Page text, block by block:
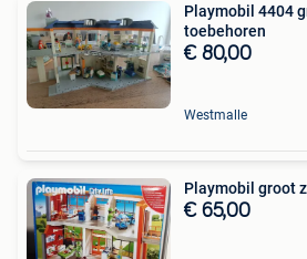
Playmobil 4404
toebehoren
€ 80,00
Westmalle
Playmobil groot
€ 65,00